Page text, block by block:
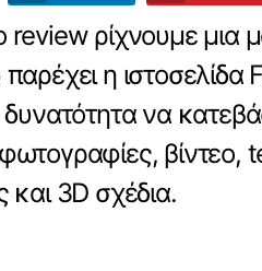
review ρίχνουμε μια
η
δυνατότητα να
βίντεο,
και 3D σχέδια.